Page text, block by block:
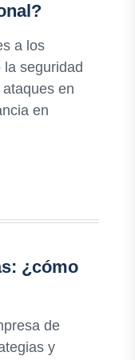
a los
seguridad
en
en
¿cómo
de
y